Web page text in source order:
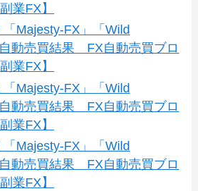
業FX】
Majesty-FX」「Wild
動売買結果 FX自動売買ブロ
業FX】
Majesty-FX」「Wild
動売買結果 FX自動売買ブロ
業FX】
Majesty-FX」「Wild
動売買結果 FX自動売買ブロ
業FX】